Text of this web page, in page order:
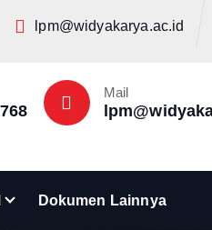
lpm@widyakarya.ac.id
Mail
Dokumen Lainnya